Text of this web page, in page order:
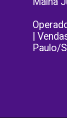
|
Paulo/